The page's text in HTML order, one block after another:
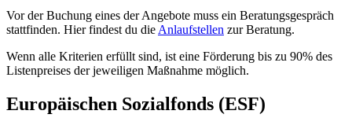
Vor der Buchung eines der Angebote muss ein Beratungsgespräch
stattfinden. Hier findest du die Anlaufstellen zur Beratung.
Wenn alle Kriterien erfüllt sind, ist eine Förderung bis zu 90% des
Listenpreises der jeweiligen Maßnahme möglich.
Europäischen Sozialfonds (ESF)